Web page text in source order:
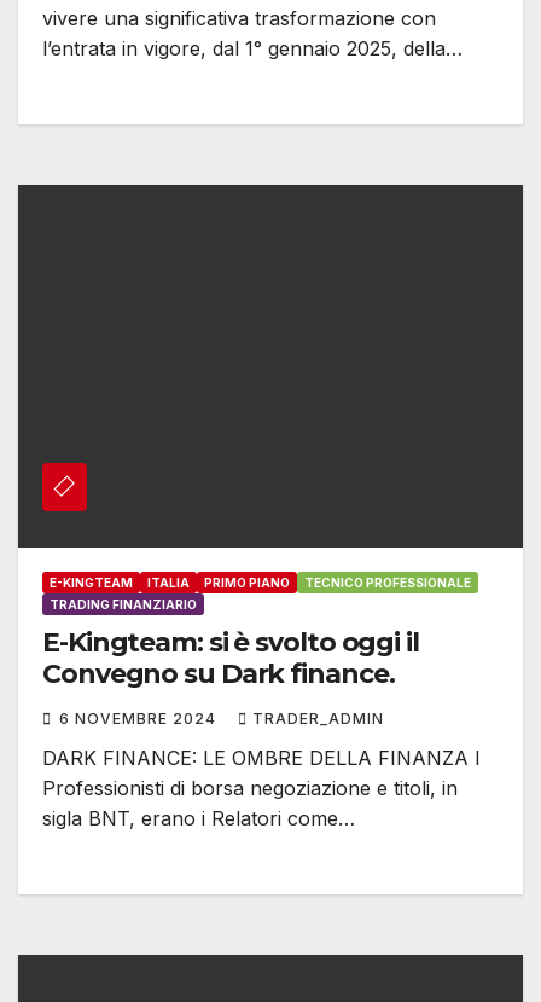
vivere una significativa trasformazione con
l’entrata in vigore, dal 1° gennaio 2025, della…
E-KINGTEAM ITALIA PRIMO PIANO
TECNICO PROFESSIONALE
TRADING FINANZIARIO
E-Kingteam: si è svolto oggi il
Convegno su Dark finance.
6 NOVEMBRE 2024 TRADER_ADMIN
DARK FINANCE: LE OMBRE DELLA FINANZA I
Professionisti di borsa negoziazione e titoli, in
sigla BNT, erano i Relatori come…